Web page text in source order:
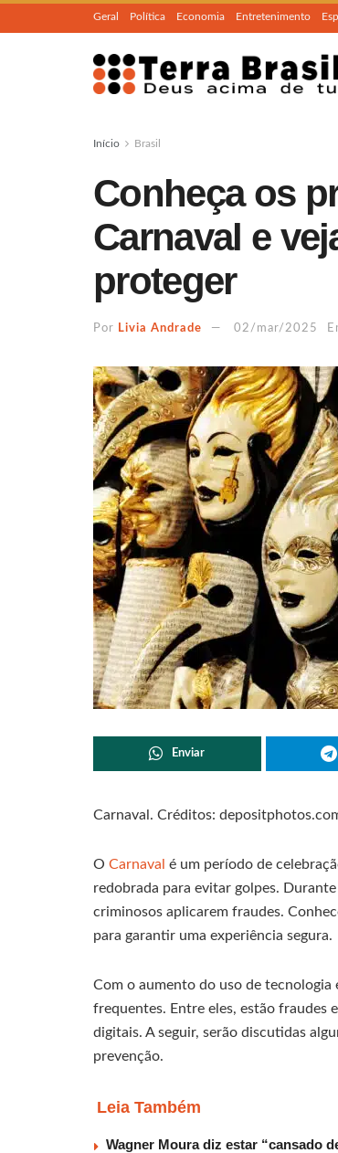
Geral Política Economia Entretenimento
Início Brasil
Conheça os
Carnaval e
proteger
Por Livia Andrade 02/mar/2025
Enviar
Carnaval. Créditos:
O Carnaval é um período de
redobrada para evitar golpes.
criminosos aplicarem fraudes.
para garantir uma experiência segura.
Com o aumento do uso de tecnologia
frequentes. Entre eles, estão fraudes
digitais. A seguir, serão discutidas
prevenção.
Leia Também
Wagner Moura diz estar “cansado